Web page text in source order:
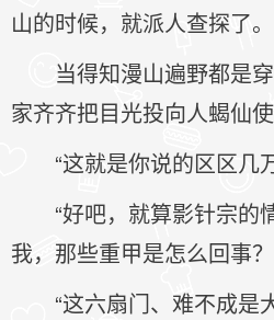
山的时候，就派人查探了。
当得知漫山遍野都是
家齐齐把目光投向人蝎仙使
“这就是你说的区区几
“好吧，就算影针宗的
我，那些重甲是怎么回事
“这六扇门、难不成是